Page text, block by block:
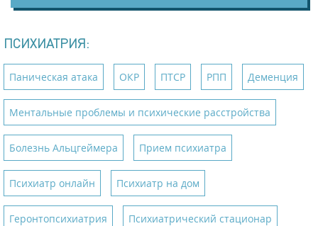
ПСИХИАТРИЯ:
Паническая атака ОКР ПТСР РПП Деменция
Ментальные проблемы и психические расстройства
Болезнь Альцгеймера Прием психиатра
Психиатр онлайн Психиатр на дом
Геронтопсихиатрия Психиатрический стационар